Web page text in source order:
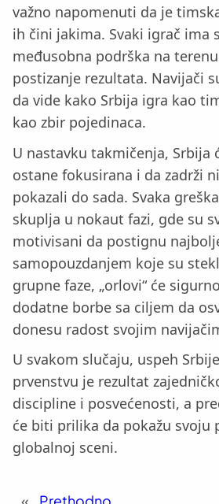
važno napomenuti da je
ih čini jakima. Svaki igrač ima
međusobna podrška na
postizanje rezultata. Navijači
da vide kako Srbija igra kao
kao zbir pojedinaca.
U nastavku takmičenja, Srbija
ostane fokusirana i da zadrži
pokazali do sada. Svaka
skuplja u nokaut fazi, gde su
motivisani da postignu
samopouzdanjem koje su
grupne faze, „orlovi“ će
dodatne borbe sa ciljem da
donesu radost svojim
U svakom slučaju, uspeh
prvenstvu je rezultat
discipline i posvećenosti, a
će biti prilika da pokažu svoju
globalnoj sceni.